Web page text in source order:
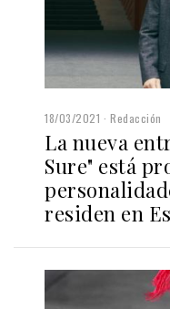
18/03/2021 Redacción
La nueva
Sure" está
residen en